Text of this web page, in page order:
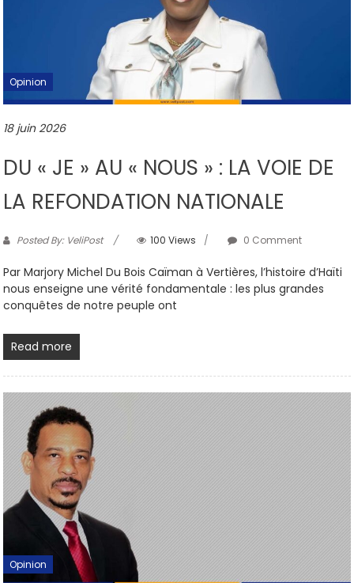
Opinion
18 juin 2026
DU « JE » AU « NOUS » : LA VOIE DE
LA REFONDATION NATIONALE
Posted By: VeliPost 100 Views 0 Comment
Par Marjory Michel Du Bois Caïman à Vertières, l’histoire d’Haïti
nous enseigne une vérité fondamentale : les plus grandes
conquêtes de notre peuple ont
Read more
Opinion